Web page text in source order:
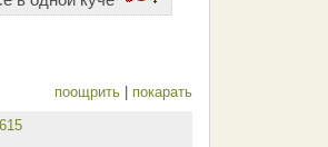
поощрить покарать